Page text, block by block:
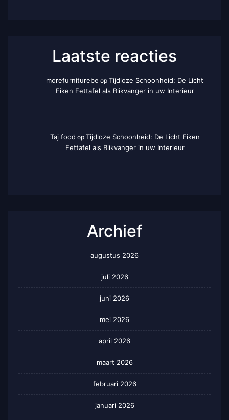
Laatste reacties
morefurniturebe op Tijdloze Schoonheid: De Licht
Eiken Eettafel als Blikvanger in uw Interieur
Taj food op Tijdloze Schoonheid: De Licht Eiken
Eettafel als Blikvanger in uw Interieur
Archief
augustus 2026
juli 2026
juni 2026
mei 2026
april 2026
maart 2026
februari 2026
januari 2026